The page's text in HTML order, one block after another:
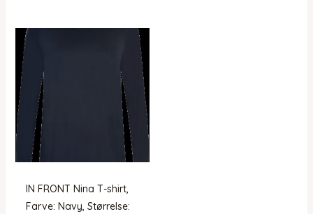
IN FRONT Nina T-shirt,
Farve: Navy, Størrelse: